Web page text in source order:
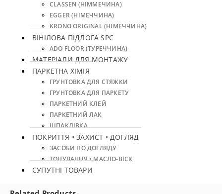
CLASSEN (НІММЕЧИНА)
EGGER (НІМЕЧЧИНА)
KRONO ORIGINAL (НІМЕЧЧИНА)
ВІНІЛОВА ПІДЛОГА SPC
ADO FLOOR (ТУРЕЧЧИНА)
МАТЕРІАЛИ ДЛЯ МОНТАЖУ
ПАРКЕТНА ХІМІЯ
ГРУНТОВКА ДЛЯ СТЯЖКИ
ГРУНТОВКА ДЛЯ ПАРКЕТУ
ПАРКЕТНИЙ КЛЕЙ
ПАРКЕТНИЙ ЛАК
ШПАКЛІВКА
ПОКРИТТЯ • ЗАХИСТ • ДОГЛЯД
ЗАСОБИ ПО ДОГЛЯДУ
ТОНУВАННЯ • МАСЛО-ВІСК
СУПУТНІ ТОВАРИ